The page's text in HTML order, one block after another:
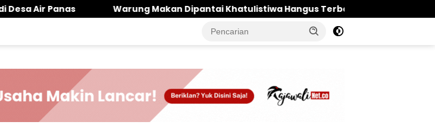
Warung Makan Dipantai Khatulistiwa Hangus Terbakar, Kerugian Ditaksir Ratusan Juta